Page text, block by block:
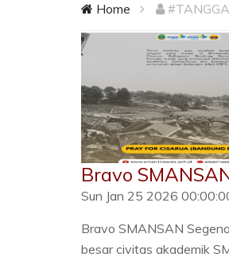
Home
Bravo
Sun Jan 25 2026
Bravo SMANSAN
besar civitas akademik